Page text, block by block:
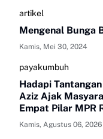
artikel
Mengenal Bunga
Kamis, Mei 30, 2024
payakumbuh
Hadapi
Aziz Ajak
Empat Pilar MPR
Kamis, Agustus 06, 2026